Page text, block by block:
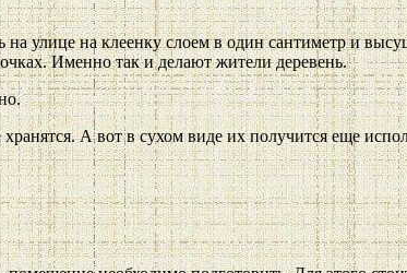
улице на клеенку слоем в один сантиметр и
Именно так и делают жители деревень.
А вот в сухом виде их получится еще